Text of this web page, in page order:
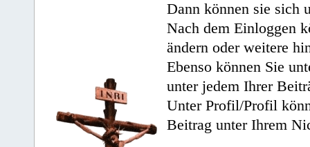
Dann können sie sich
Nach dem Einloggen
ändern oder weitere
Ebenso können Sie
unter jedem Ihrer
Unter Profil/Profil
Beitrag unter Ihrem